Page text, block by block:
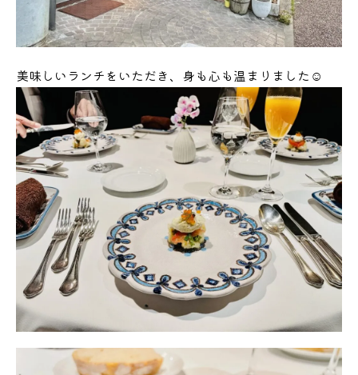
美味しいランチをいただき、身も心も温まりました☺